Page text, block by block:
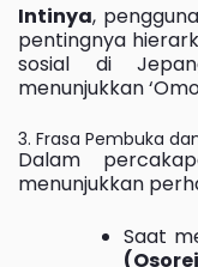
Intinya,
pentingnya
sosial di
menunjukkan
3. Frasa Pembuka
Dalam
menunjukkan
Saat